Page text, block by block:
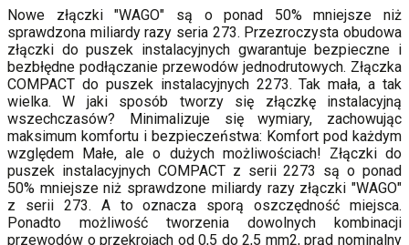
Nowe złączki "WAGO" są o ponad 50% mniejsze niż
sprawdzona miliardy razy seria 273. Przezroczysta obudowa
złączki do puszek instalacyjnych gwarantuje bezpieczne i
bezbłędne podłączanie przewodów jednodrutowych. Złączka
COMPACT do puszek instalacyjnych 2273. Tak mała, a tak
wielka. W jaki sposób tworzy się złączkę instalacyjną
wszechczasów? Minimalizuje się wymiary, zachowując
maksimum komfortu i bezpieczeństwa: Komfort pod każdym
względem Małe, ale o dużych możliwościach! Złączki do
puszek instalacyjnych COMPACT z serii 2273 są o ponad
50% mniejsze niż sprawdzone miliardy razy złączki "WAGO"
z serii 273. A to oznacza sporą oszczędność miejsca.
Ponadto możliwość tworzenia dowolnych kombinacji
przewodów o przekrojach od 0,5 do 2,5 mm2, prąd nominalny